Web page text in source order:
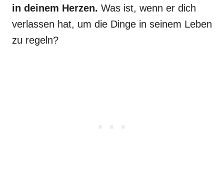
in deinem Herzen. Was ist, wenn er dich
verlassen hat, um die Dinge in seinem Leben
zu regeln?